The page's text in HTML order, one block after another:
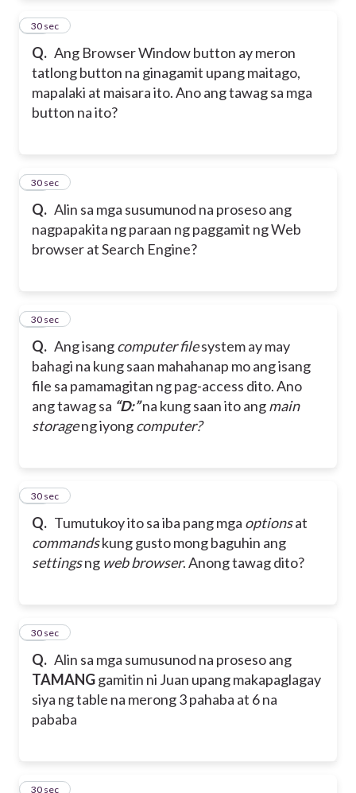
Q. Ang Browser Window button ay meron
tatlong button na ginagamit upang maitago,
mapalaki at maisara ito. Ano ang tawag sa mga
button na ito?
13
30 sec
Q. Alin sa mga susumunod na proseso ang
nagpapakita ng paraan ng paggamit ng Web
browser at Search Engine?
14
30 sec
Q. Ang isangcomputer filesystem ay may
bahagi na kung saan mahahanap mo ang isang
file sa pamamagitan ng pag-access dito. Ano
ang tawag sa “D:”na kung saan ito angmain
storageng iyongcomputer?
15
30 sec
Q. Tumutukoy ito sa iba pang mga optionsat
commandskung gusto mong baguhin ang
settingsng web browser. Anong tawag dito?
16
30 sec
Q. Alin sa mga sumusunod na proseso ang
TAMANGgamitin ni Juan upang makapaglagay
siya ng table na merong 3 pahaba at 6 na
pababa
17
30 sec
18
30 sec